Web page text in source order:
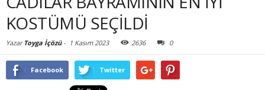
KOSTÜMÜ SEÇİLDİ
Yazar Toyga İçözü- 1 Kasım 2023 2636 0
Facebook Twitter